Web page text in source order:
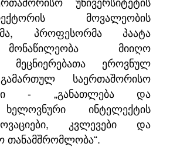
მოვალეობის
პროფესორმა პაატა
მიიღო
მეცნიერებათა ეროვნულ
საერთაშორისო
- „განათლება და
ხელოვნური ინტელექტის
კვლევები და
თანამშრომლობა“.